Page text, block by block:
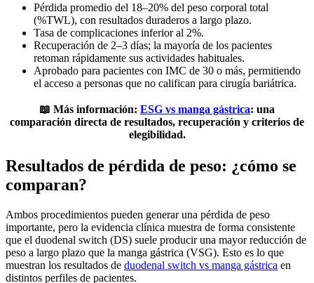
Pérdida promedio del 18–20% del peso corporal total
(%TWL), con resultados duraderos a largo plazo.
Tasa de complicaciones inferior al 2%.
Recuperación de 2–3 días; la mayoría de los pacientes
retoman rápidamente sus actividades habituales.
Aprobado para pacientes con IMC de 30 o más, permitiendo
el acceso a personas que no califican para cirugía bariátrica.
📖 Más información: ESG vs manga gástrica: una
comparación directa de resultados, recuperación y criterios de
elegibilidad.
Resultados de pérdida de peso: ¿cómo se
comparan?
Ambos procedimientos pueden generar una pérdida de peso
importante, pero la evidencia clínica muestra de forma consistente
que el duodenal switch (DS) suele producir una mayor reducción de
peso a largo plazo que la manga gástrica (VSG). Esto es lo que
muestran los resultados de duodenal switch vs manga gástrica en
distintos perfiles de pacientes.